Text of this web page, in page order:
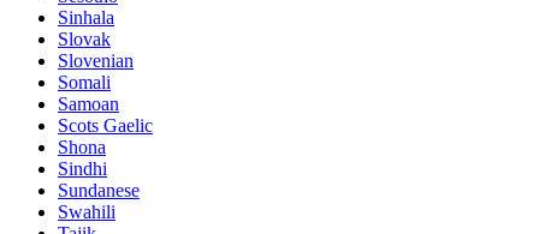
Sinhala
Slovak
Slovenian
Somali
Samoan
Scots Gaelic
Shona
Sindhi
Sundanese
Swahili